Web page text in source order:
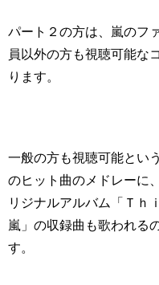
パート２の方は、嵐のフ
員以外の方も視聴可能な
ります。
一般の方も視聴可能とい
のヒット曲のメドレーに
リジナルアルバム「Ｔ
嵐」の収録曲も歌われる
す。